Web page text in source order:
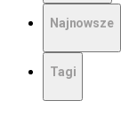
Najnowsze
Tagi